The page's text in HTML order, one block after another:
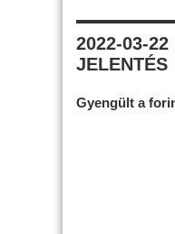
2022-03-22
JELENTÉS
Gyengült a